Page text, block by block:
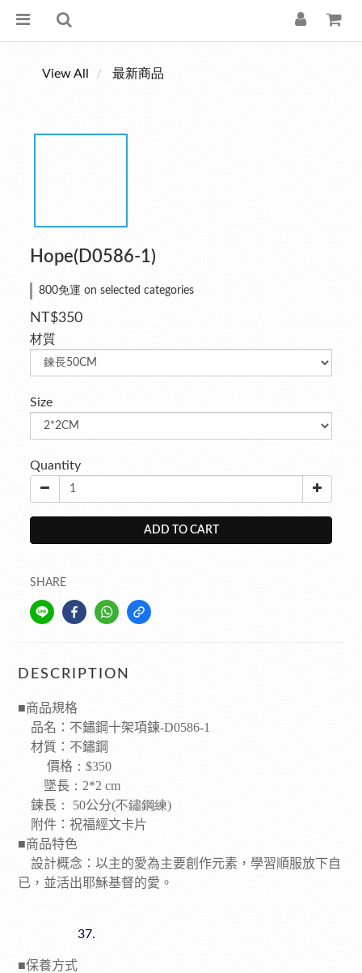
View All 最新商品
Hope(D0586-1)
800免運 on selected categories
NT$350
材質
Size
Quantity
ADD TO CART
SHARE
DESCRIPTION
■商品規格
品名：不鏽鋼十架項鍊-D0586-1
材質：不鏽鋼
價格 ：$350
墜長 ：2*2 cm
鍊長 ： 50公分(不鏽鋼練)
附件：祝福經文卡片
■商品特色
設計概念：以主的愛為主要創作元素，學習順服放下自
已，並活出耶穌基督的愛。
■保養方式